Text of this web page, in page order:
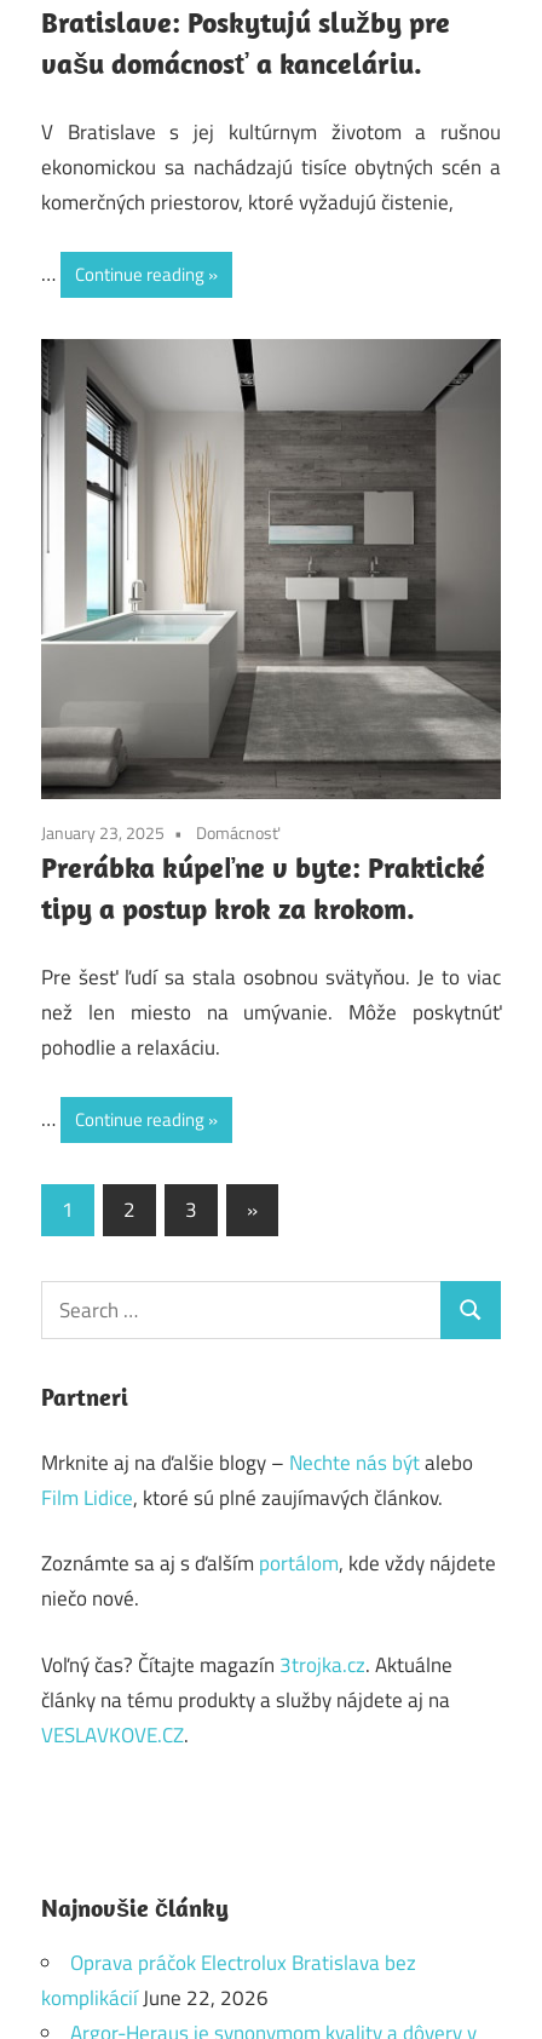
Bratislave: Poskytujú služby pre
vašu domácnosť a kanceláriu.
V Bratislave s jej kultúrnym životom a rušnou
ekonomickou sa nachádzajú tisíce obytných scén a
komerčných priestorov, ktoré vyžadujú čistenie,
… Continue reading
January 23, 2025 Domácnosť
Prerábka kúpeľne v byte: Praktické
tipy a postup krok za krokom.
Pre šesť ľudí sa stala osobnou svätyňou. Je to viac
než len miesto na umývanie. Môže poskytnúť
pohodlie a relaxáciu.
… Continue reading
Posts
pagination
1 2 3
Next
Posts
»
Search
for:
Search
Partneri
Mrknite aj na ďalšie blogy – Nechte nás býtalebo
Film Lidice, ktoré sú plné zaujímavých článkov.
Zoznámte sa aj s ďalším portálom, kde vždy nájdete
niečo nové.
Voľný čas? Čítajte magazín 3trojka.cz. Aktuálne
články na tému produkty a služby nájdete aj na
VESLAVKOVE.CZ.
Najnovšie články
Oprava práčok Electrolux Bratislava bez
komplikáciíJune 22, 2026
Argor-Heraus je synonymom kvality a dôvery v